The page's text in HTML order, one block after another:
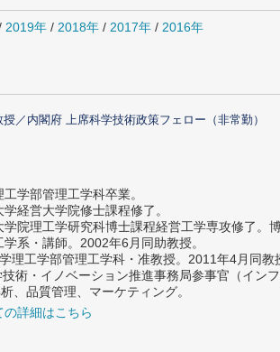
2019年 / 2018年 / 2017年 / 2016年
／内閣府 上席科学技術政策フェロー（非常勤）
学部管理工学科卒業。
経営大学院修士課程修了。
院理工学研究科博士課程経営工学専攻修了。
系・講師。2002年6月同助教授。
理工学部管理工学科・准教授。2011年4月同教
術・イノベーション推進事務局参事官（イン
、品質管理、マーケティング。
詳細はこちら